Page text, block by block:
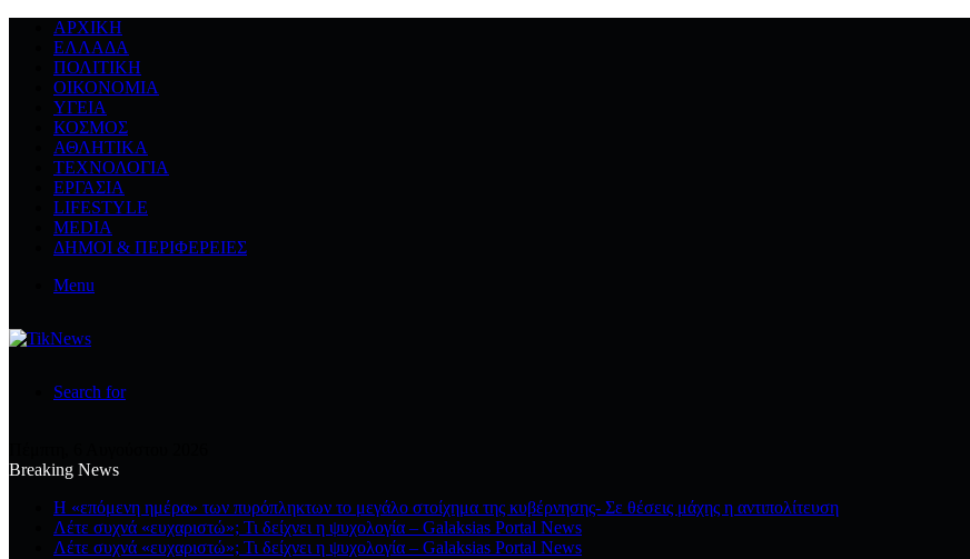
ΑΡΧΙΚΉ
ΕΛΛΆΔΑ
ΠΟΛΙΤΙΚΉ
ΟΙΚΟΝΟΜΊΑ
ΥΓΕΊΑ
ΚΌΣΜΟΣ
ΑΘΛΗΤΙΚΆ
ΤΕΧΝΟΛΟΓΙΆ
ΕΡΓΑΣΊΑ
LIFESTYLE
MEDIA
ΔΉΜΟΙ & ΠΕΡΙΦΈΡΕΙΕΣ
Menu
Search for
Breaking News
Η «επόμενη ημέρα» των πυρόπληκτων το μεγάλο στοίχημα της κυβέρνησης- Σε θέσεις μάχης η αντιπολίτευση
Λέτε συχνά «ευχαριστώ»; Τι δείχνει η ψυχολογία – Galaksias Portal News
Λέτε συχνά «ευχαριστώ»; Τι δείχνει η ψυχολογία – Galaksias Portal News